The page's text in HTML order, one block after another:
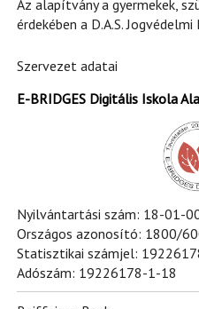
Az alapítvány a gyermekek,
érdekében a D.A.S.
Szervezet adatai
E-BRIDGES Digitális Iskola
Nyilvántartási szám: 18-01-
Országos azonosító: 1800/
Statisztikai számjel:
Adószám: 19226178-1-18